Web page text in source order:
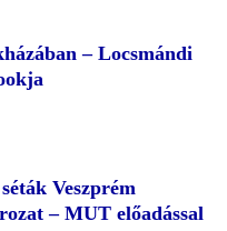
– Locsmándi
Veszprém
– MUT előadással